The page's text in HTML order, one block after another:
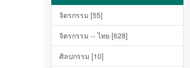
จิตรกรรม [55]
จิตรกรรม -- ไทย [628]
ศิลปกรรม [10]